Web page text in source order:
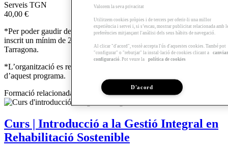
Serveis TGN
40,00 €
*Per poder gaudir del descompte dels Serveis TGN s'ha d'estar
inscrit un mínim de 2 anys als serveis de la Demarcació de
Tarragona.
*L’organització es reserva lo possibilitat de modificar el contingut
d’aquest programa.
Formació relacionada
Curs | Introducció a la Gestió Integral en
Rehabilitació Sostenible
Valorem la seva privacitat
Utilitzem cookies pròpies i de tercers per oferir-li una millor
experiència i servei i, si s’escau, mostrar publicitat relacionada amb
preferències mitjançant l'anàlisi dels seus hàbits de navegació.
Al clicar "d'acord", vostè accepta l'ús d'aquestes cookies. També pot
"configurar" o "rebutjar" la instal·lació de cookies clicant a
canviar
configuració . Pot veure la política de cookies
D'acord